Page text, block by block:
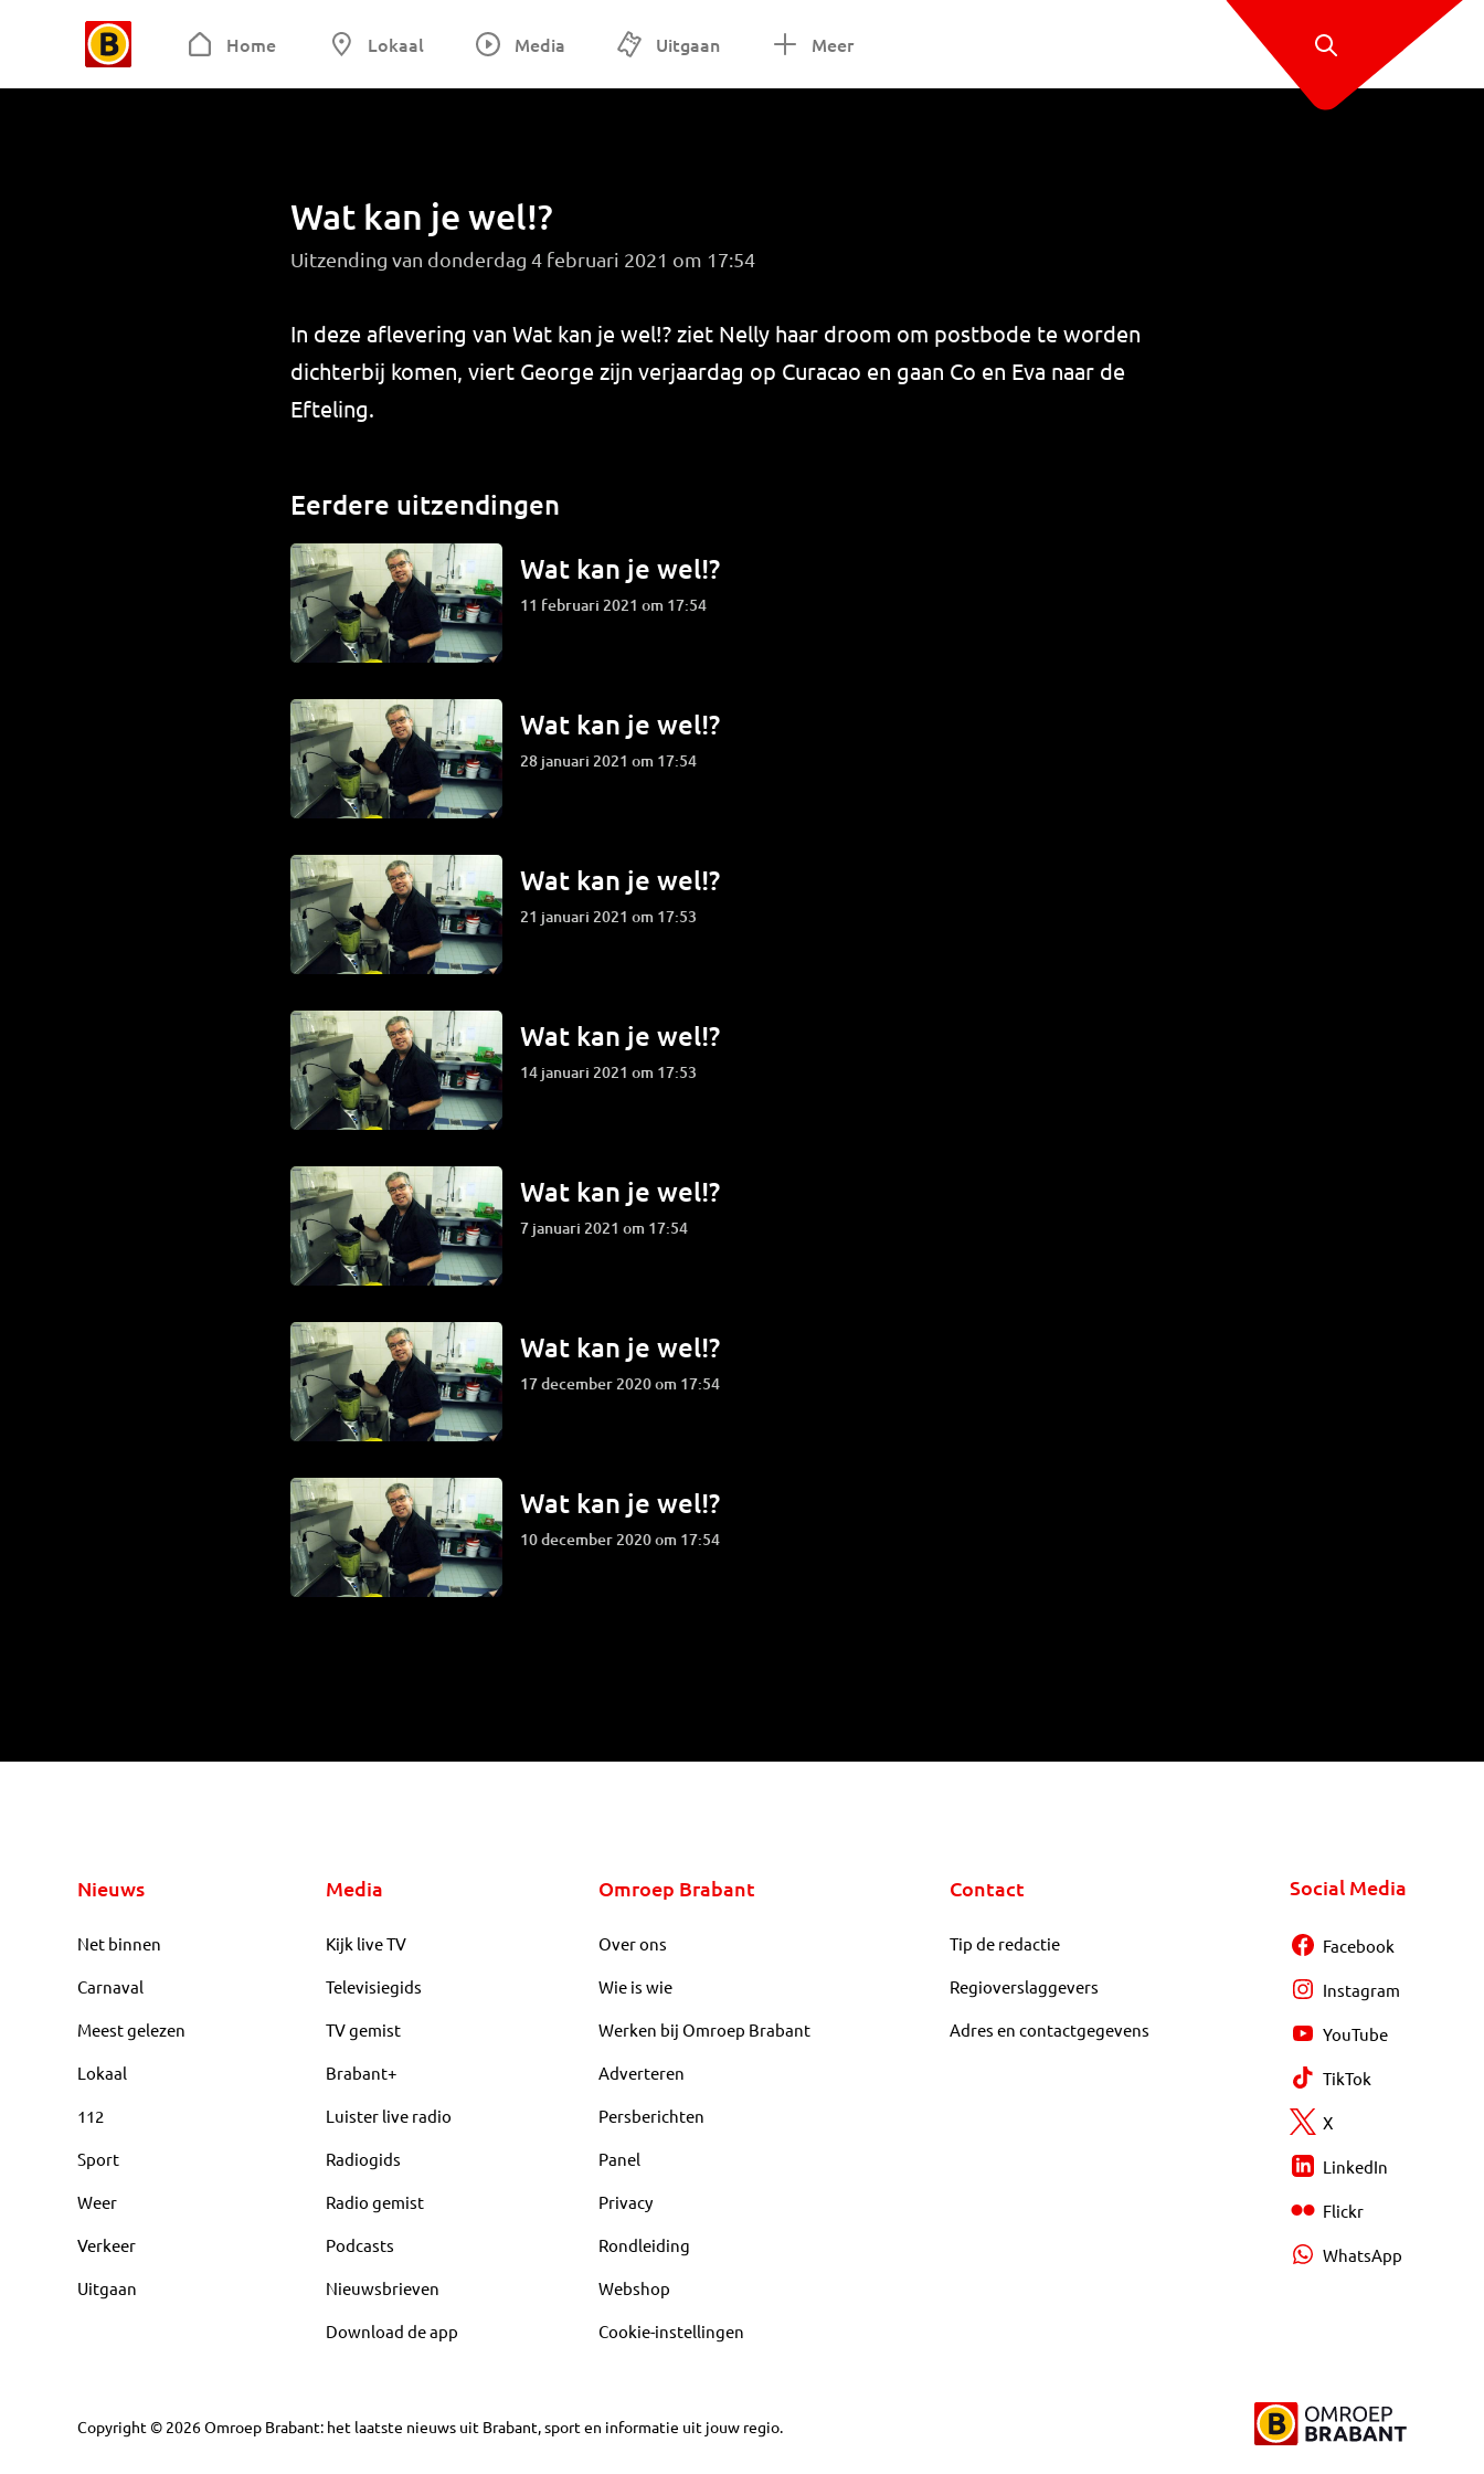
Home Lokaal Media Uitgaan Meer
Wat kan je wel!?
Uitzending van donderdag 4 februari 2021 om 17:54
In deze aflevering van Wat kan je wel!? ziet Nelly haar droom om postbode te worden
dichterbij komen, viert George zijn verjaardag op Curacao en gaan Co en Eva naar de
Efteling.
Eerdere uitzendingen
Wat kan je wel!?
11 februari 2021 om 17:54
Wat kan je wel!?
28 januari 2021 om 17:54
Wat kan je wel!?
21 januari 2021 om 17:53
Wat kan je wel!?
14 januari 2021 om 17:53
Wat kan je wel!?
7 januari 2021 om 17:54
Wat kan je wel!?
17 december 2020 om 17:54
Wat kan je wel!?
10 december 2020 om 17:54
Nieuws
Net binnen
Carnaval
Meest gelezen
Lokaal
112
Sport
Weer
Verkeer
Uitgaan
Media
Kijk live TV
Televisiegids
TV gemist
Brabant+
Luister live radio
Radiogids
Radio gemist
Podcasts
Nieuwsbrieven
Download de app
Omroep Brabant
Over ons
Wie is wie
Werken bij Omroep Brabant
Adverteren
Persberichten
Panel
Privacy
Rondleiding
Webshop
Cookie-instellingen
Contact
Tip de redactie
Regioverslaggevers
Adres en contactgegevens
Social Media
Facebook
Instagram
YouTube
TikTok
X
LinkedIn
Flickr
WhatsApp
Copyright © 2026Omroep Brabant: het laatste nieuws uit Brabant, sport en informatie uit jouw regio.